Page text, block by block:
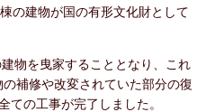
の建物が国の有形文化財として
物を曳家することとなり、これ
補修や改変されていた部分の復
ての工事が完了しました。